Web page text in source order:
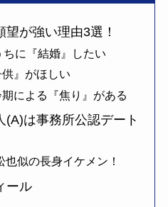
が強い理由3選！
に『結婚』したい
』がほしい
による『焦り』がある
(A)は事務所公認デート
似の長身イケメン！
ール